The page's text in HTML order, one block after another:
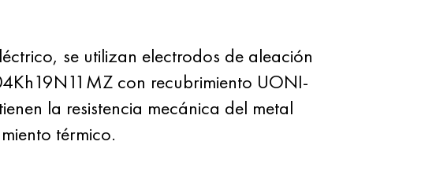
se utilizan electrodos de aleación
con recubrimiento UONI-
la resistencia mecánica del metal
térmico.